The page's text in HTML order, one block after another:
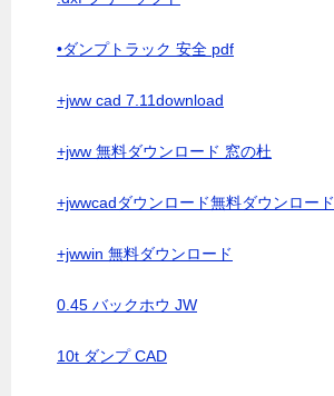
•ダンプトラック 安全 pdf
+jww cad 7.11download
+jww 無料ダウンロード 窓の杜
+jwwcadダウンロード無料ダウンロード
+jwwin 無料ダウンロード
0.45 バックホウ JW
10t ダンプ CAD